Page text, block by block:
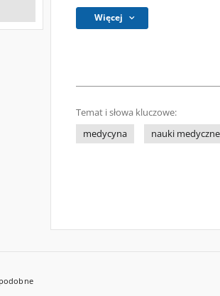
Więcej
Temat i słowa kluczowe:
medycyna
nauki medyczne
podobne